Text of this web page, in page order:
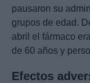
pausaron su
grupos de edad.
abril el fármaco
de 60 años y
Efectos